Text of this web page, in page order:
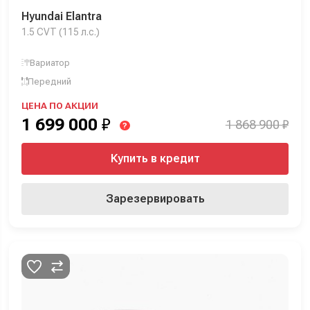
Hyundai Elantra
1.5 CVT (115 л.с.)
Вариатор
Передний
ЦЕНА ПО АКЦИИ
1 699 000 ₽ ? 1 868 900 ₽
Купить в кредит
Зарезервировать